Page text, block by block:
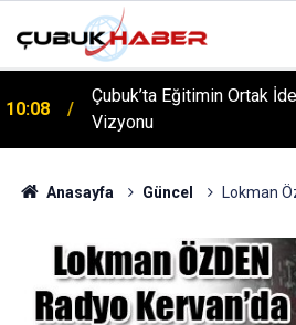
10:08
Çubuk’ta Eğitimin Ortak
Vizyonu
Anasayfa Güncel Lokman